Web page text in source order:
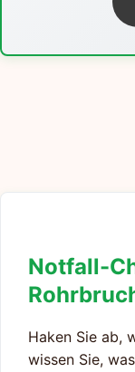
Notfall-
Haken Sie ab,
wissen Sie,